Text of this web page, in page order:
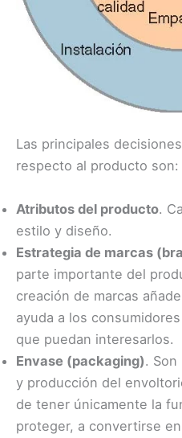
Las principales
respecto al producto son:
Atributos del producto.
estilo y diseño.
Estrategia de marcas
parte importante del
creación de marcas
ayuda a los
que puedan interesarlos.
Envase (packaging).
y producción del
de tener únicamente la
proteger, a convertirse